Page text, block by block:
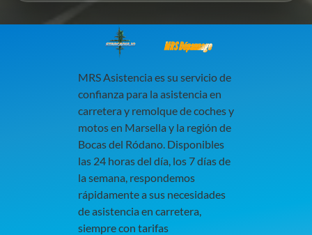
MRS Dépannage
MRS Asistencia es su servicio de
confianza para la asistencia en
carretera y remolque de coches y
motos en Marsella y la región de
Bocas del Ródano. Disponibles
las 24 horas del día, los 7 días de
la semana, respondemos
rápidamente a sus necesidades
de asistencia en carretera,
siempre con tarifas